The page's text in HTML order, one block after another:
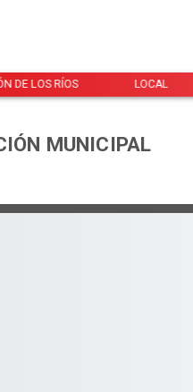
DE LOS RÍOS LOCAL
MUNICIPAL